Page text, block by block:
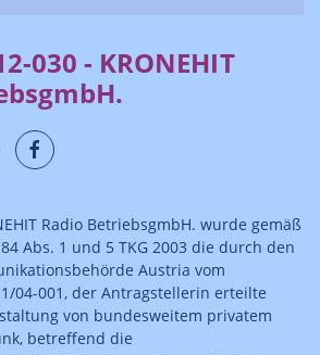
030 - KRONEHIT
Radio BetriebsgmbH. wurde gemäß
Abs. 1 und 5 TKG 2003 die durch den
Austria vom
04-001, der Antragstellerin erteilte
von bundesweitem privatem
betreffend die